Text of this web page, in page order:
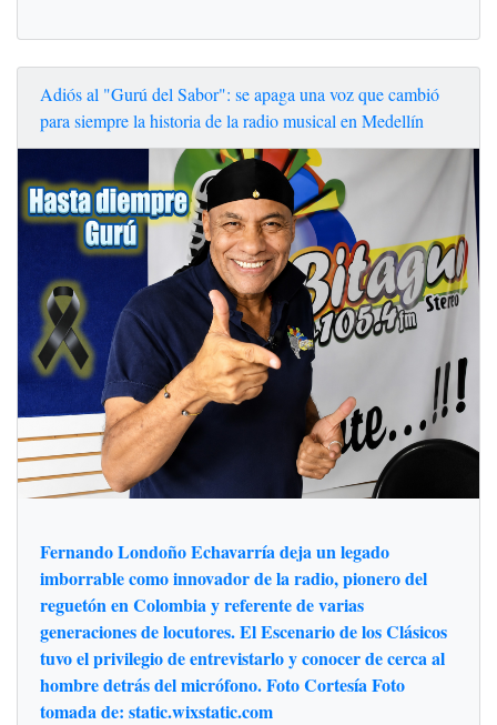
Adiós al "Gurú del Sabor": se apaga una voz que cambió
para siempre la historia de la radio musical en Medellín
Fernando Londoño Echavarría deja un legado
imborrable como innovador de la radio, pionero del
reguetón en Colombia y referente de varias
generaciones de locutores. El Escenario de los Clásicos
tuvo el privilegio de entrevistarlo y conocer de cerca al
hombre detrás del micrófono. Foto Cortesía Foto
tomada de: static.wixstatic.com